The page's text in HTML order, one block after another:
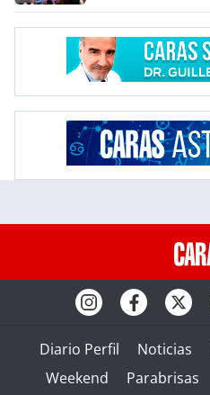
Diario Perfil Noticias
Weekend
Parabrisas